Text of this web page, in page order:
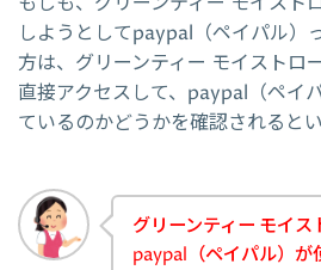
しようとしてpaypal（ペイパル）
方は、グリーンティー モイストロ
直接アクセスして、paypal（ペイ
ているのかどうかを確認されると
グリーンティー モイ
paypal（ペイパル）が